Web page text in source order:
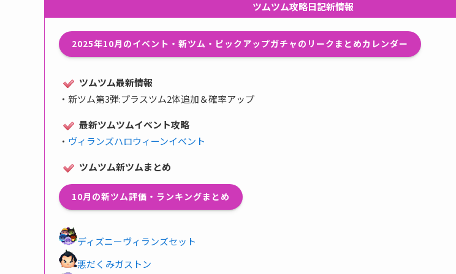
ツムツム攻略日記新情報
2025年10月のイベント・新ツム・ピックアップガチャのリークまとめカレンダー
ツムツム最新情報
・ 新ツム第3弾:プラスツム2体追加＆確率アップ
最新ツムツムイベント攻略
・ ヴィランズハロウィーンイベント
ツムツム新ツムまとめ
10月の新ツム評価・ランキングまとめ
ディズニーヴィランズセット
悪だくみガストン